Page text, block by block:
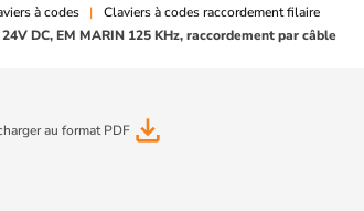
à codes
Claviers à codes raccordement filaire
DC, EM MARIN 125 KHz, raccordement par câble
au format PDF file_download